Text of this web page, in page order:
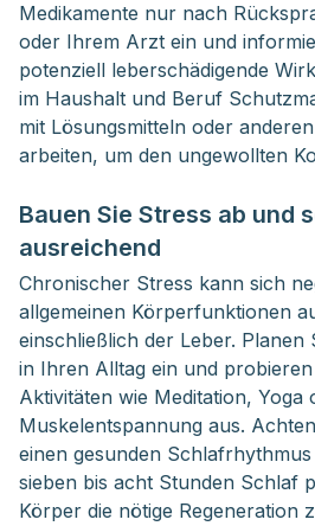
Medikamente nur nach
oder Ihrem Arzt ein und
potenziell leberschädigende
im Haushalt und Beruf
mit Lösungsmitteln oder
arbeiten, um den ungewollten
Bauen Sie Stress ab und
ausreichend
Chronischer Stress kann sich
allgemeinen Körperfunktionen
einschließlich der Leber. Planen
in Ihren Alltag ein und
Aktivitäten wie Meditation, Yoga
Muskelentspannung aus.
einen gesunden Schlafrhythmus
sieben bis acht Stunden Schlaf
Körper die nötige Regeneration